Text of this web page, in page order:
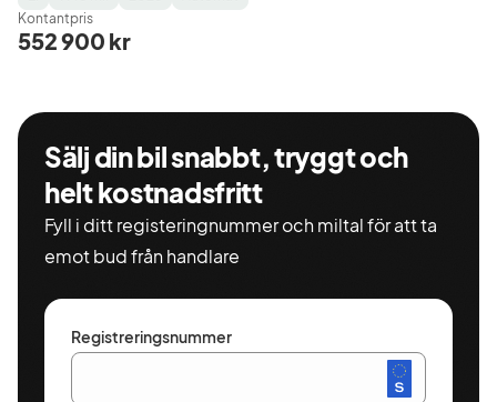
Fuel
Type:
Mätarställning:
Model
Year:
Gearbox
Type:
Kontantpris
552 900 kr
Sälj din bil snabbt, tryggt och
helt kostnadsfritt
Fyll i ditt registeringnummer och miltal för att ta
emot bud från handlare
Registreringsnummer